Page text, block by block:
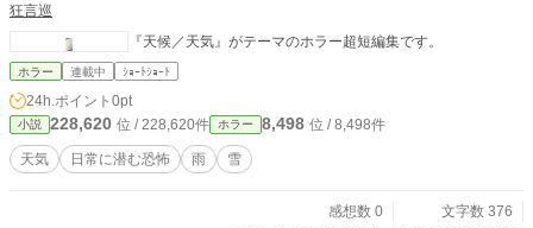
狂言巡
『天候／天気』がテーマのホラー超短編集です。
ホラー 連載中 ｼｮｰﾄｼｮｰﾄ
24h.ポイント 0pt
小説 228,620 位 / 228,620件 ホラー 8,498 位 / 8,498件
天気 日常に潜む恐怖 雨 雪
感想数 0
文字数 376